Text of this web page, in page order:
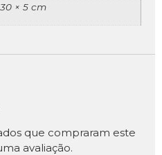
× 5 cm
que compraram este
avaliação.